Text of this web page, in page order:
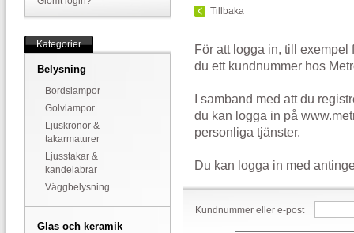
Kategorier
Belysning
Bordslampor
Golvlampor
Ljuskronor &
takarmaturer
Ljusstakar &
kandelabrar
Väggbelysning
Glas och keramik
Tillbaka
För att logga in, till exempel
du ett kundnummer hos
I samband med att du
du kan logga in på
personliga tjänster.
Du kan logga in med
Kundnummer eller e-post